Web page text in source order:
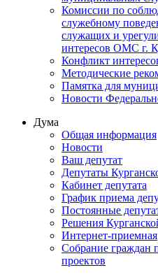
Комиссии по
служебному
служащих и
интересов ОМС г.
Конфликт
Методические
Памятка для
Новости
Дума
Общая информация
Новости
Ваш депутат
Депутаты
Кабинет депутата
График приема
Постоянные
Решения
Интернет-приемная
Собрание граждан
проектов